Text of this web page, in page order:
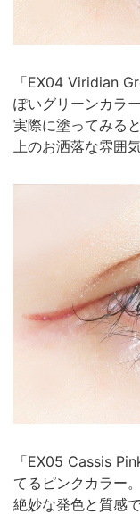
「EX04 Viridian
ぽいグリーンカラー
実際に塗ってみる
上のお洒落な雰囲
「EX05 Cassis
てるピンクカラー。
絶妙な発色と質感